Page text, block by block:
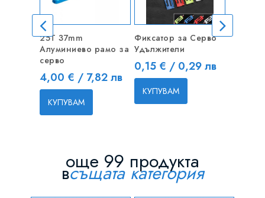
25T 37mm
Алуминиево рамо за
серво
Цена
4,00 € / 7,82 лв
КУПУВАМ
Фиксатор за Серво
Удължители
Цена
0,15 € / 0,29 лв
КУПУВАМ
18AWG
още 99 продукта
всъщата категория